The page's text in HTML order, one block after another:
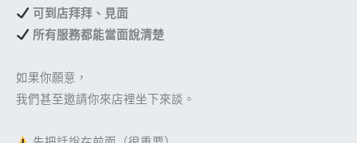
可到店拜拜、見面
所有服務都能當面說清楚
如果你願意，
我們甚至邀請你來店裡坐下來談。